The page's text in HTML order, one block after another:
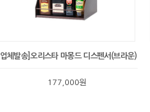
[업체발송]오리스타 마몽드 디스펜서(브라운)
177,000원